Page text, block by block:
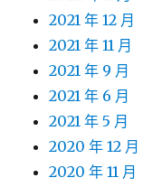
2021 年 12 月
2021 年 11 月
2021 年 9 月
2021 年 6 月
2021 年 5 月
2020 年 12 月
2020 年 11 月